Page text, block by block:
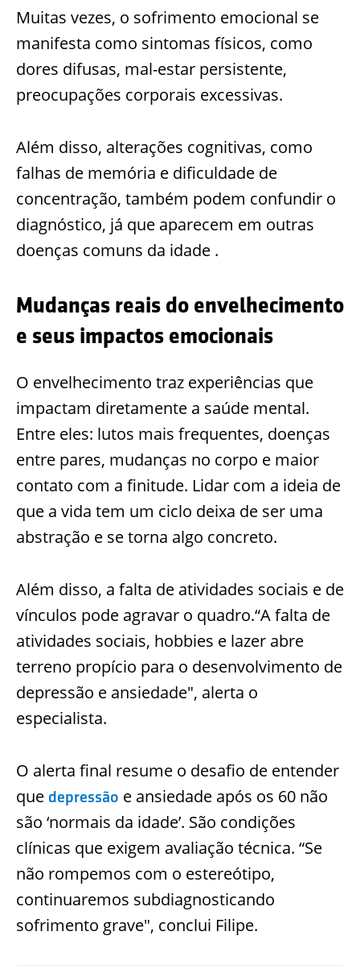
Muitas vezes, o sofrimento emocional se
manifesta como sintomas físicos, como
dores difusas, mal-estar persistente,
preocupações corporais excessivas.
Além disso, alterações cognitivas, como
falhas de memória e dificuldade de
concentração, também podem confundir o
diagnóstico, já que aparecem em outras
doenças comuns da idade .
Mudanças reais do envelhecimento
e seus impactos emocionais
O envelhecimento traz experiências que
impactam diretamente a saúde mental.
Entre eles: lutos mais frequentes, doenças
entre pares, mudanças no corpo e maior
contato com a finitude. Lidar com a ideia de
que a vida tem um ciclo deixa de ser uma
abstração e se torna algo concreto.
Além disso, a falta de atividades sociais e de
vínculos pode agravar o quadro.“A falta de
atividades sociais, hobbies e lazer abre
terreno propício para o desenvolvimento de
depressão e ansiedade", alerta o
especialista.
O alerta final resume o desafio de entender
que depressão e ansiedade após os 60 não
são ‘normais da idade’. São condições
clínicas que exigem avaliação técnica. “Se
não rompemos com o estereótipo,
continuaremos subdiagnosticando
sofrimento grave", conclui Filipe.